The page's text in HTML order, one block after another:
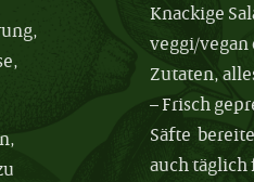
Knackige
veggi/
Zutaten,
– Frisch
Säfte
auch täglich